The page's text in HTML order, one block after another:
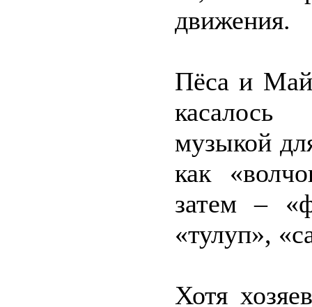
движения.
Пёса и
музыкой
как
затем –
«тулуп»,
Хотя